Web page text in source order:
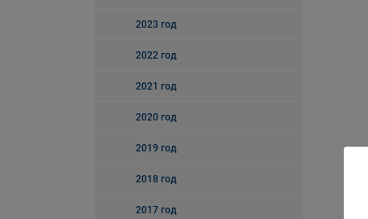
2023 год
2022 год
2021 год
2020 год
2019 год
2018 год
2017 год